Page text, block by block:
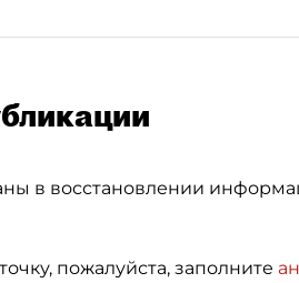
в восстановлении
пожалуйста, заполните